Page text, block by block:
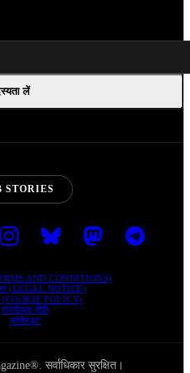
लें
STORIES
AND CONDITIONS)
(LEGAL NOTICE)
(COOKIE POLICY)
गोपनीयता नीति
कॉपीराइट
सर्वाधिकार सुरक्षित।